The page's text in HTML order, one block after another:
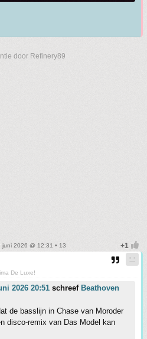
door Refinery89
juni 2026 @ 12:31 • 13
De Luxe!
2026 20:51 schreef Beathoven
de basslijn in Chase van Moroder
disco-remix van Das Model kan